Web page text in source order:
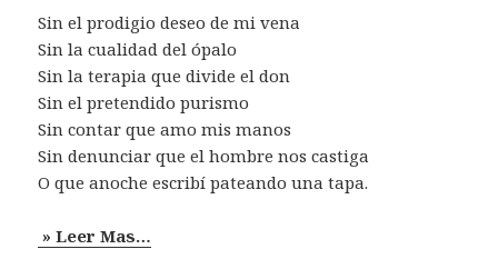
Sin el prodigio deseo de mi vena
Sin la cualidad del ópalo
Sin la terapia que divide el don
Sin el pretendido purismo
Sin contar que amo mis manos
Sin denunciar que el hombre nos castiga
O que anoche escribí pateando una tapa.
» Leer Mas…